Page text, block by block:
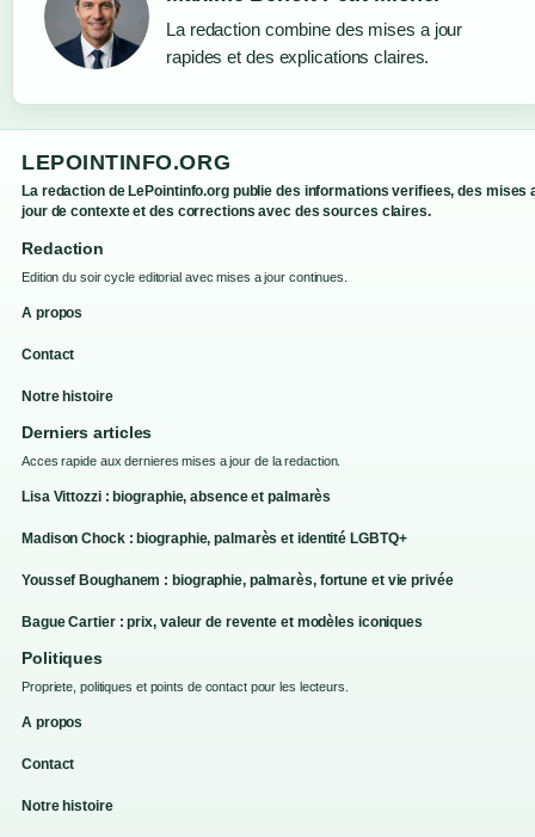
La redaction combine des mises a jour
rapides et des explications claires.
LEPOINTINFO.ORG
La redaction de LePointinfo.org publie des informations verifiees, des mises
jour de contexte et des corrections avec des sources claires.
Redaction
Edition du soir cycle editorial avec mises a jour continues.
A propos
Contact
Notre histoire
Derniers articles
Acces rapide aux dernieres mises a jour de la redaction.
Lisa Vittozzi : biographie, absence et palmarès
Madison Chock : biographie, palmarès et identité LGBTQ+
Youssef Boughanem : biographie, palmarès, fortune et vie privée
Bague Cartier : prix, valeur de revente et modèles iconiques
Politiques
Propriete, politiques et points de contact pour les lecteurs.
A propos
Contact
Notre histoire